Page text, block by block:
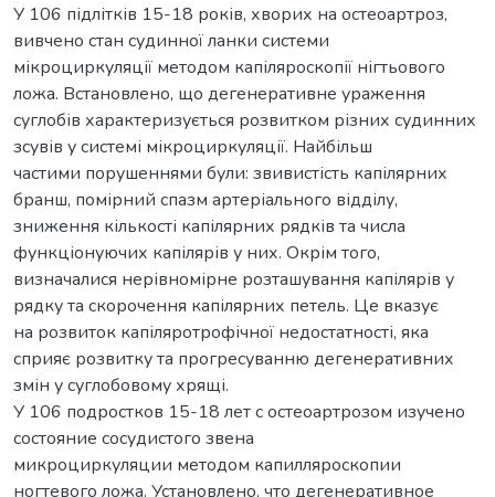
У 106 підлітків 15-18 років, хворих на остеоартроз,
вивчено стан судинної ланки системи
мікроциркуляції методом капіляроскопії нігтьового
ложа. Встановлено, що дегенеративне ураження
суглобів характеризується розвитком різних судинних
зсувів у системі мікроциркуляції. Найбільш
частими порушеннями були: звивистість капілярних
бранш, помірний спазм артеріального відділу,
зниження кількості капілярних рядків та числа
функціонуючих капілярів у них. Окрім того,
визначалися нерівномірне розташування капілярів у
рядку та скорочення капілярних петель. Це вказує
на розвиток капіляротрофічної недостатності, яка
сприяє розвитку та прогресуванню дегенеративних
змін у суглобовому хрящі.
У 106 подростков 15-18 лет с остеоартрозом изучено
состояние сосудистого звена
микроциркуляции методом капилляроскопии
ногтевого ложа. Установлено, что дегенеративное